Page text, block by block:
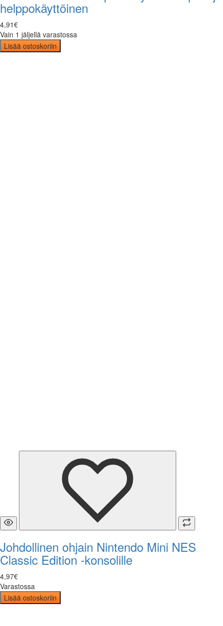
helppokäyttöinen
4,91€
Vain 1 jäljellä varastossa
Lisää ostoskoriin
Johdollinen ohjain Nintendo Mini NES
Classic Edition -konsolille
4,97€
Varastossa
Lisää ostoskoriin